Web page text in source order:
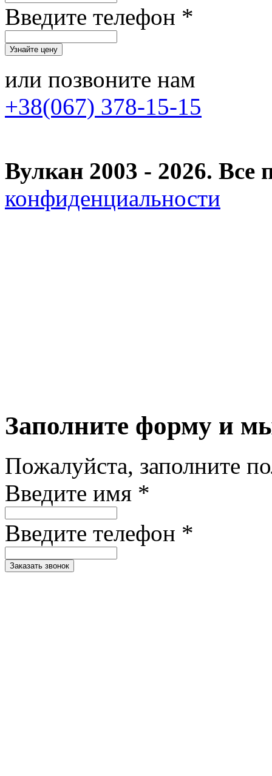
Введите телефон *
или позвоните нам
+38(067) 378-15-15
Вулкан 2003 - 2026.
конфиденциальности
Заполните форму и
Пожалуйста, заполните
Введите имя *
Введите телефон *